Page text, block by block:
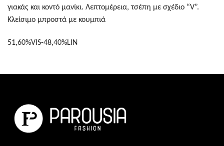
γιακάς και κοντό μανίκι. Λεπτομέρεια, τσέπη με σχέδιο “V”.
Κλείσιμο μπροστά με κουμπιά
51,60%VIS-48,40%LIN